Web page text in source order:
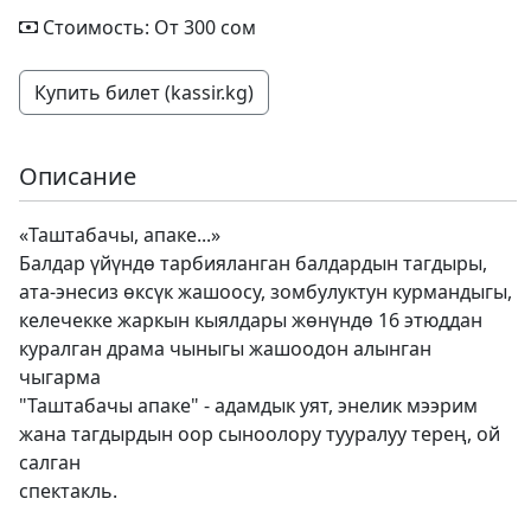
Стоимость: От 300 сом
Купить билет (kassir.kg)
Описание
«Таштабачы, апаке...»
Балдар үйүндө тарбияланган балдардын тагдыры,
ата-энесиз өксүк жашоосу, зомбулуктун курмандыгы,
келечекке жаркын кыялдары жөнүндө 16 этюддан
куралган драма чыныгы жашоодон алынган
чыгарма
"Таштабачы апаке" - адамдык уят, энелик мээрим
жана тагдырдын оор сыноолору тууралуу терең, ой
салган
спектакль.